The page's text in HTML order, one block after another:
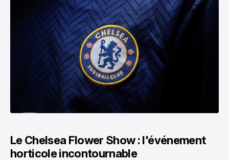
Le Chelsea Flower Show : l'événement
horticole incontournable